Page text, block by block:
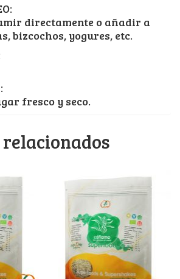
directamente o añadir a
bizcochos, yogures, etc.
fresco y seco.